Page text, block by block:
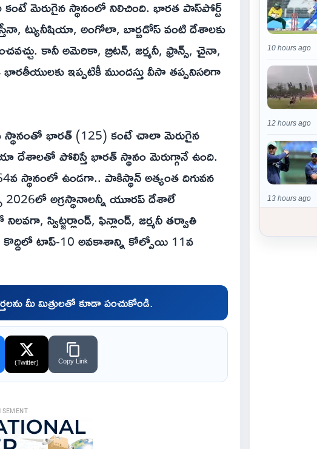
కంటే మెరుగైన స్థానంలో నిలిచింది. భారత పాస్‌పోర్ట్
ట్యునీషియా, అంగోలా, బార్బడోస్ వంటి దేశాలకు
కానీ అమెరికా, బ్రిటన్, జర్మనీ, ఫ్రాన్స్, చైనా,
ఇప్పటికీ ముందస్తు వీసా తప్పనిసరిగా
భారత్ (125) కంటే చాలా మెరుగైన
దేశాలతో పోలిస్తే భారత్ స్థానం మెరుగ్గానే ఉంది.
స్థానంలో ఉండగా.. పాకిస్థాన్ అత్యంత దిగువన
2026లో అగ్రస్థానాలన్నీ యూరప్ దేశాలే
స్విట్జర్లాండ్, ఫిన్లాండ్, జర్మనీ తర్వాతి
కొద్దిలో టాప్-10 అవకాశాన్ని కోల్పోయి 11వ
మీ మిత్రులతో కూడా పంచుకోండి.
(Twitter) Copy Link
10 hours ago
12 hours ago
13 hours ago